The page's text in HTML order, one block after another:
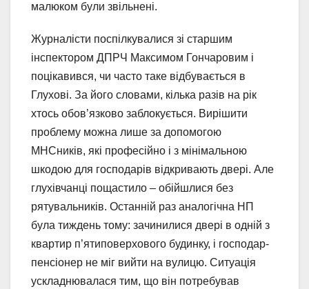
малюком були звільнені.
Журналісти поспілкувалися зі старшим
інспектором ДПРЧ Максимом Гончаровим і
поцікавився, чи часто таке відбувається в
Глухові. За його словами, кілька разів на рік
хтось обов’язково заблокується. Вирішити
проблему можна лише за допомогою
МНСників, які професійно і з мінімальною
шкодою для господарів відкривають двері. Але
глухівчанці пощастило – обійшлися без
рятувальників. Останній раз аналогічна НП
була тиждень тому: зачинилися двері в одній з
квартир п’ятиповерхового будинку, і господар-
пенсіонер не міг вийти на вулицю. Ситуація
ускладнювалася тим, що він потребував